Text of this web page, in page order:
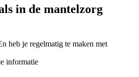
in de mantelzorg
heb je regelmatig te maken met
informatie